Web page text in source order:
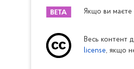
Якщо ви маєте
Весь контент
license, якщо